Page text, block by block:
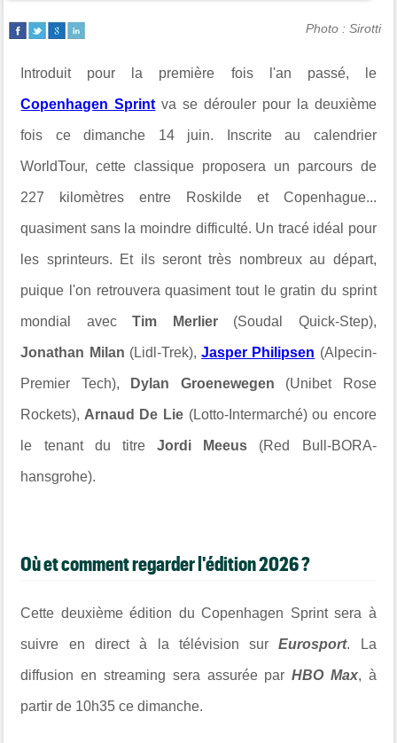
Photo : Sirotti
Introduit pour la première fois l'an passé, le
Copenhagen Sprint va se dérouler pour la deuxième
fois ce dimanche 14 juin. Inscrite au calendrier
WorldTour, cette classique proposera un parcours de
227 kilomètres entre Roskilde et Copenhague...
quasiment sans la moindre difficulté. Un tracé idéal pour
les sprinteurs. Et ils seront très nombreux au départ,
puique l'on retrouvera quasiment tout le gratin du sprint
mondial avecTim Merlier(Soudal Quick-Step),
Jonathan Milan (Lidl-Trek),Jasper Philipsen (Alpecin-
Premier Tech), Dylan Groenewegen (Unibet Rose
Rockets), Arnaud De Lie (Lotto-Intermarché) ou encore
le tenant du titreJordi Meeus (Red Bull-BORA-
hansgrohe).
Où et comment regarder l'édition 2026 ?
Cette deuxième édition duCopenhagen Sprintsera à
suivre en direct à la télévision sur Eurosport. La
diffusion en streaming sera assurée parHBO Max, à
partir de 10h35 ce dimanche.